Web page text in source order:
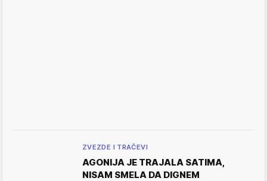
ZVEZDE I TRAČEVI
AGONIJA JE TRAJALA SATIMA,
NISAM SMELA DA DIGNEM